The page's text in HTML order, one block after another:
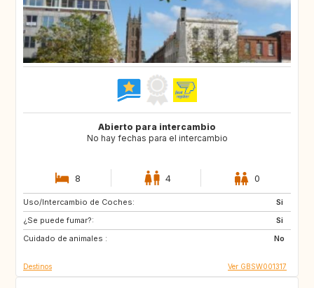
Abierto para intercambio
No hay fechas para el intercambio
8 4 0
Uso/Intercambio de Coches:
Si
¿Se puede fumar?:
Si
Cuidado de animales :
No
DE
FR
Destinos Ver GBSW001317